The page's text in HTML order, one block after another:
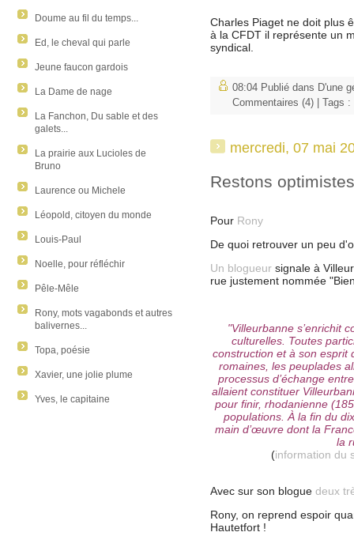
Doume au fil du temps...
Ed, le cheval qui parle
Jeune faucon gardois
La Dame de nage
La Fanchon, Du sable et des
galets...
La prairie aux Lucioles de
Bruno
Laurence ou Michele
Léopold, citoyen du monde
Louis-Paul
Noelle, pour réfléchir
Pêle-Mêle
Rony, mots vagabonds et autres
balivernes...
Topa, poésie
Xavier, une jolie plume
Yves, le capitaine
Charles Piaget ne doit plus
à la CFDT il représente un
syndical.
08:04 Publié dans D'une
Commentaires (4) | Tags :
mercredi, 07 mai
Restons optimistes
Pour Rony
De quoi retrouver un peu
Un blogueur signale à
rue justement nommée
"Villeurbanne s’enrichit
culturelles. Toutes
construction et à son esprit
romaines, les peuplades
processus d’échange
allaient constituer
pour finir, rhodanienne
populations. À la fin du
main d’œuvre dont la
la
(information du
Avec sur son blogue deux
Rony, on reprend espoir
Hautetfort !